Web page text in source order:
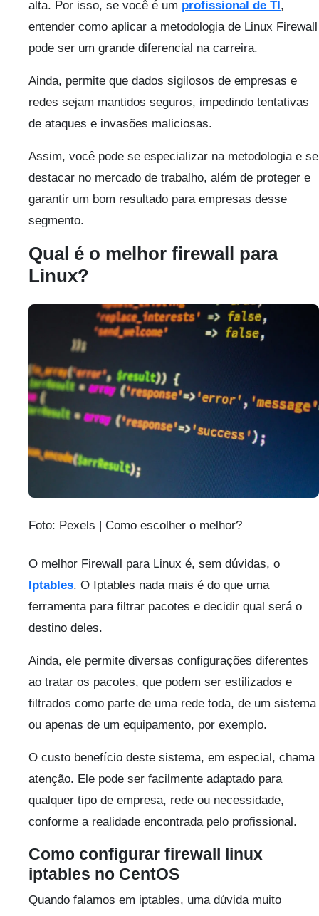
alta. Por isso, se você é um profissional de TI ,
entender como aplicar a metodologia de Linux Firewall
pode ser um grande diferencial na carreira.
Ainda, permite que dados sigilosos de empresas e
redes sejam mantidos seguros, impedindo tentativas
de ataques e invasões maliciosas.
Assim, você pode se especializar na metodologia e se
destacar no mercado de trabalho, além de proteger e
garantir um bom resultado para empresas desse
segmento.
Qual é o melhor firewall para
Linux?
Foto: Pexels | Como escolher o melhor?
O melhor Firewall para Linux é, sem dúvidas, o
Iptables. O Iptables nada mais é do que uma
ferramenta para filtrar pacotes e decidir qual será o
destino deles.
Ainda, ele permite diversas configurações diferentes
ao tratar os pacotes, que podem ser estilizados e
filtrados como parte de uma rede toda, de um sistema
ou apenas de um equipamento, por exemplo.
O custo benefício deste sistema, em especial, chama
atenção. Ele pode ser facilmente adaptado para
qualquer tipo de empresa, rede ou necessidade,
conforme a realidade encontrada pelo profissional.
Como configurar firewall linux
iptables no CentOS
Quando falamos em iptables, uma dúvida muito